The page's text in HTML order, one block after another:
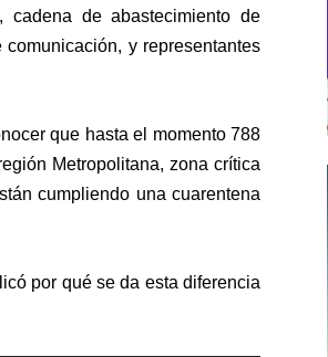
cadena de abastecimiento de
y representantes
que hasta el momento 788
Metropolitana, zona crítica
cumpliendo una cuarentena
por qué se da esta diferencia